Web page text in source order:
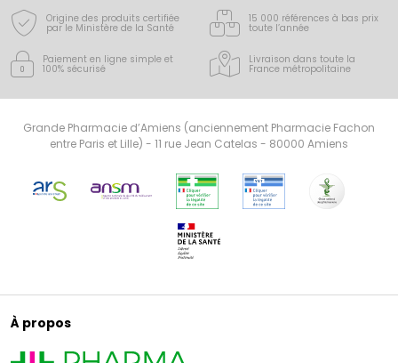
Origine des produits certifiée
par le Ministère de la Santé
15 000 références à bas prix
toute l’année
Paiement en ligne simple et
100% sécurisé
Livraison dans toute la
France métropolitaine
Grande Pharmacie d’Amiens (anciennement Pharmacie Fachon
entre Paris et Lille) - 11 rue Jean Catelas - 80000 Amiens
À propos